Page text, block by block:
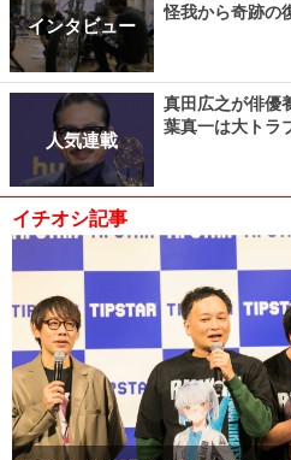
インタビュー
怪我から奇跡の
人気連載
真田広之が俳優
葉真一は大トラ
イチオシ記事